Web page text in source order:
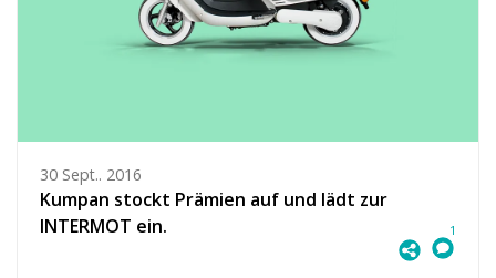
30 Sept.. 2016
Kumpan stockt Prämien auf und lädt zur
INTERMOT ein.
1